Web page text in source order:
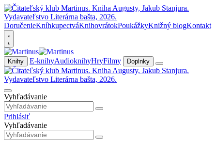
DoručenieKníhkupectváKnihovrátokPoukážkyKnižný blogKontakt
Knihy E-knihyAudioknihyHryFilmy Doplnky
Vyhľadávanie
Prihlásiť
Vyhľadávanie